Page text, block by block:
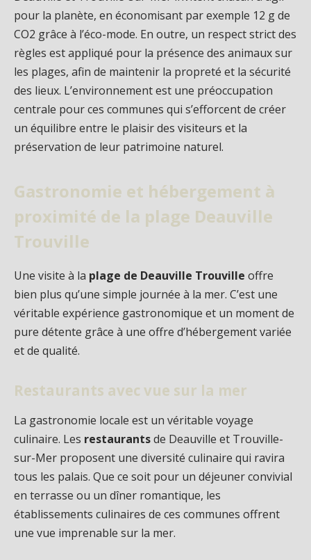
pour la planète, en économisant par exemple 12 g de
CO2 grâce à l’éco-mode. En outre, un respect strict des
règles est appliqué pour la présence des animaux sur
les plages, afin de maintenir la propreté et la sécurité
des lieux. L’environnement est une préoccupation
centrale pour ces communes qui s’efforcent de créer
un équilibre entre le plaisir des visiteurs et la
préservation de leur patrimoine naturel.
Gastronomie et hébergement à
proximité de la plage Deauville
Trouville
Une visite à la plage de Deauville Trouville offre
bien plus qu’une simple journée à la mer. C’est une
véritable expérience gastronomique et un moment de
pure détente grâce à une offre d’hébergement variée
et de qualité.
Restaurants avec vue sur la mer
La gastronomie locale est un véritable voyage
culinaire. Les restaurantsde Deauville et Trouville-
sur-Mer proposent une diversité culinaire qui ravira
tous les palais. Que ce soit pour un déjeuner convivial
en terrasse ou un dîner romantique, les
établissements culinaires de ces communes offrent
une vue imprenable sur la mer.